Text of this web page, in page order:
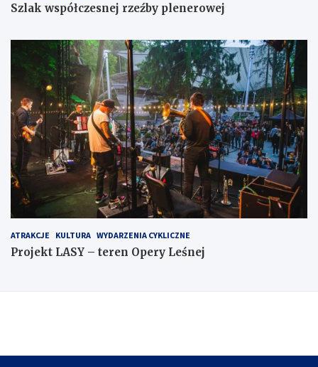
Szlak współczesnej rzeźby plenerowej
ATRAKCJE KULTURA WYDARZENIA CYKLICZNE
Projekt LASY – teren Opery Leśnej